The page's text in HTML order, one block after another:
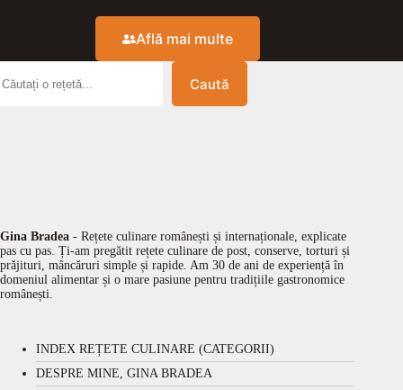
Află mai multe
Caută
Gina Bradea - Rețete culinare românești și internaționale, explicate
pas cu pas. Ți-am pregătit rețete culinare de post, conserve, torturi și
prăjituri, mâncăruri simple și rapide. Am 30 de ani de experiență în
domeniul alimentar și o mare pasiune pentru tradițiile gastronomice
românești.
INDEX REȚETE CULINARE (CATEGORII)
DESPRE MINE, GINA BRADEA